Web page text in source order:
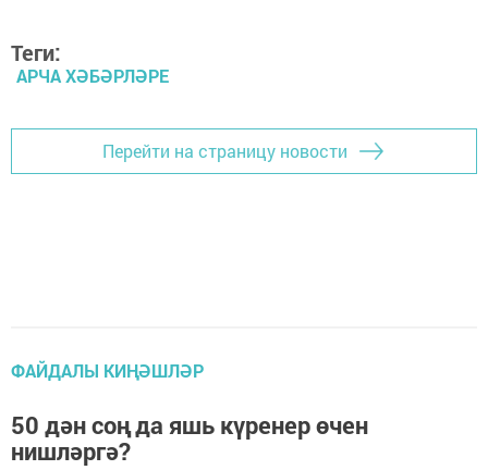
Теги:
АРЧА ХӘБӘРЛӘРЕ
Перейти на страницу новости
ФАЙДАЛЫ КИҢӘШЛӘР
50 дән соң да яшь күренер өчен
нишләргә?